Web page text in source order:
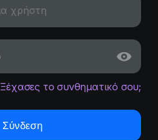
Ξέχασες το συνθηματικό σου;
Σύνδεση